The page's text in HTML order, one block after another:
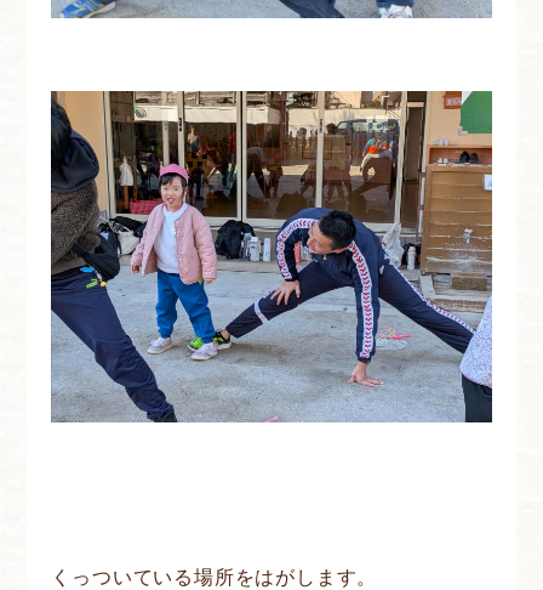
くっついている場所をはがします。